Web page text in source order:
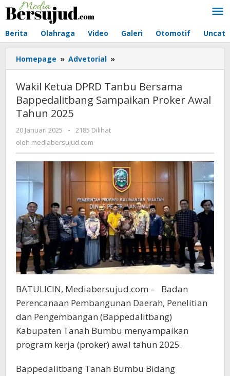
Lewati
Berita Olahraga Video Galeri Otomotif
Homepage » Advetorial »
Ketua
DPRD
Tanbu
Bersama
Tahun
2025
Wakil Ketua DPRD Tanbu Bersama
Bappedalitbang Sampaikan Proker Awal
Tahun 2025
20 Januari 2025
oleh
mediabersujud.com
-
2185 Dilihat
oleh mediabersujud.com
BATULICIN, Mediabersujud.com – Badan
Perencanaan Pembangunan Daerah, Penelitian
dan Pengembangan (Bappedalitbang)
Kabupaten Tanah Bumbu menyampaikan
program kerja (proker) awal tahun 2025.
Bappedalitbang Tanah Bumbu Bidang